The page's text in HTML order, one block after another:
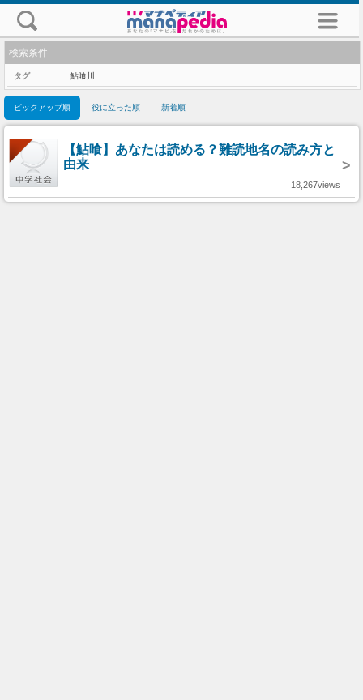
検索条件
タグ 鮎喰川
ピックアップ順 役に立った順 新着順
【鮎喰】あなたは読める？難読地名の読み方と
由来
>
18,267views